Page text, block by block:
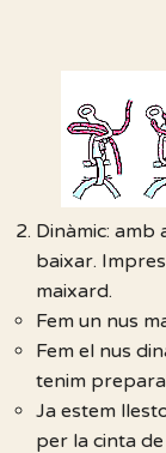
Dinàmic: amb
baixar.
maixard.
Fem un nus
Fem el nus
tenim
Ja estem
per la cinta